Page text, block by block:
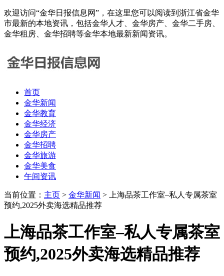
欢迎访问“金华日报信息网”，在这里您可以阅读到浙江省金华
市最新的本地资讯，包括金华人才、金华房产、金华二手房、
金华租房、金华招聘等金华本地最新新闻资讯。
首页
金华新闻
金华教育
金华经济
金华房产
金华招聘
金华旅游
金华美食
午间资讯
当前位置： 主页 > 金华新闻 > 上海品茶工作室–私人专属茶室
预约,2025外卖海选精品推荐
上海品茶工作室–私人专属茶室
预约,2025外卖海选精品推荐